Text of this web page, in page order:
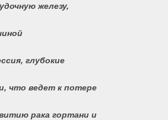
железу,
глубокие
что ведет к потере
рака гортани и